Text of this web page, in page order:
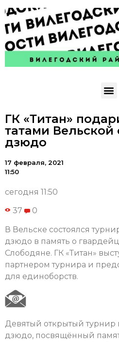
ГК «Титан»
татами
дзюдо
17 февраля, 2021
11:50
сегодня 11:50
37 0
В Вельске состоялся
дзюдо в память о
Слободяне. ГК «Титан»
партнером турнира и
для единоборств.
Девятый открытый турнир
дзюдо, посвящённый